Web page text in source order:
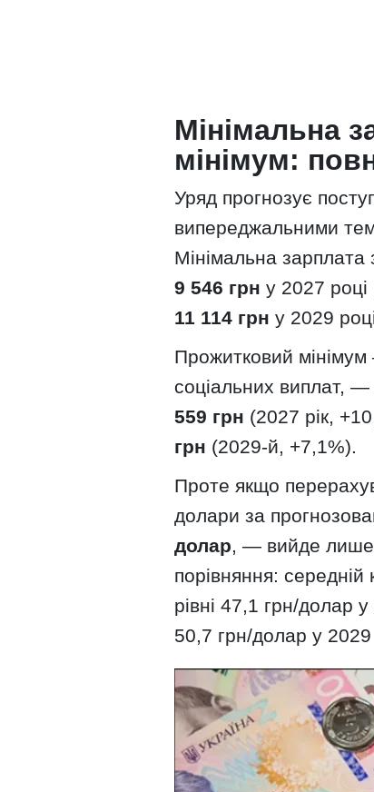
Мінімальна
мінімум:
Уряд прогнозує
випереджальними
Мінімальна зарплата
9 546 грн у 2027
11 114 грн у 2029
Прожитковий мінімум
соціальних виплат, —
559 грн (2027 рік,
грн (2029-й, +7,1%).
Проте якщо
долари за
долар, — вийде лише
порівняння:
рівні 47,1 грн/долар
50,7 грн/долар у 2029